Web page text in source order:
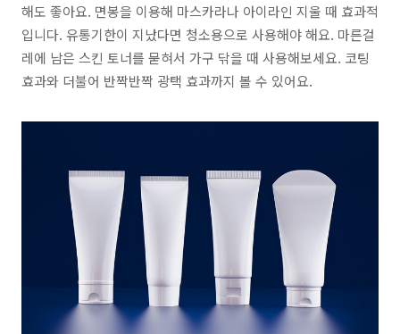
해도 좋아요. 면봉을 이용해 마스카라나 아이라인 지울 때 효과적
입니다. 유통기한이 지났다면 청소용으로 사용해야 해요. 마른걸
레에 남은 스킨 토너를 묻혀서 가구 닦을 때 사용해보세요. 코팅
효과와 더불어 반짝반짝 광택 효과까지 볼 수 있어요.